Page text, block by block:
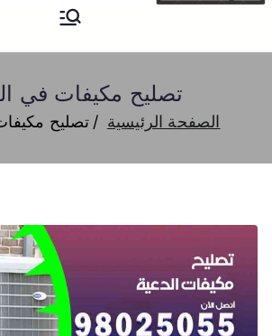
تصليح مكيفات في
الصفحة الرئيسية تصليح